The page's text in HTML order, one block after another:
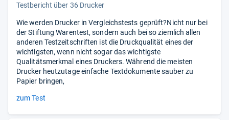
Testbericht über 36 Drucker
Wie werden Drucker in Vergleichstests geprüft?Nicht nur bei
der Stiftung Warentest, sondern auch bei so ziemlich allen
anderen Testzeitschriften ist die Druckqualität eines der
wichtigsten, wenn nicht sogar das wichtigste
Qualitätsmerkmal eines Druckers. Während die meisten
Drucker heutzutage einfache Textdokumente sauber zu
Papier bringen,
zum Test